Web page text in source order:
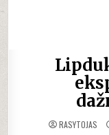
RASYTOJAS